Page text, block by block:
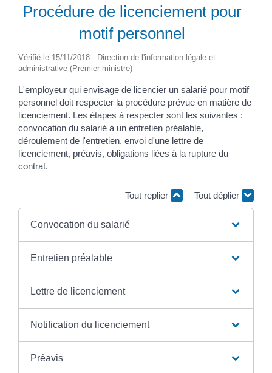
Procédure de licenciement pour
motif personnel
Vérifié le 15/11/2018 - Direction de l'information légale et
administrative (Premier ministre)
L'employeur qui envisage de licencier un salarié pour motif
personnel doit respecter la procédure prévue en matière de
licenciement. Les étapes à respecter sont les suivantes :
convocation du salarié à un entretien préalable,
déroulement de l'entretien, envoi d'une lettre de
licenciement, préavis, obligations liées à la rupture du
contrat.
Tout replier Tout déplier
Convocation du salarié
Entretien préalable
Lettre de licenciement
Notification du licenciement
Préavis